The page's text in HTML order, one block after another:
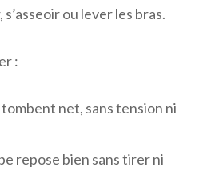
ou lever les bras.
:
tombent net, sans tension ni
repose bien sans tirer ni